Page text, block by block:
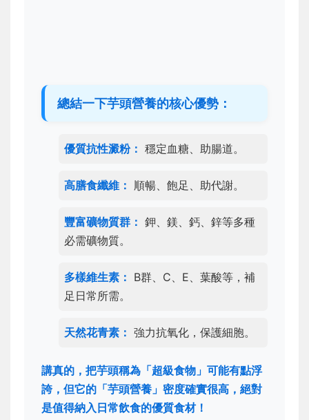
總結一下芋頭營養的核心優勢：
優質抗性澱粉： 穩定血糖、助腸道。
高膳食纖維： 順暢、飽足、助代謝。
豐富礦物質群： 鉀、鎂、鈣、鋅等多種
必需礦物質。
多樣維生素： B群、C、E、葉酸等，補
足日常所需。
天然花青素： 強力抗氧化，保護細胞。
講真的，把芋頭稱為「超級食物」可能有點浮
誇，但它的「芋頭營養」密度確實很高，絕對
是值得納入日常飲食的優質食材！